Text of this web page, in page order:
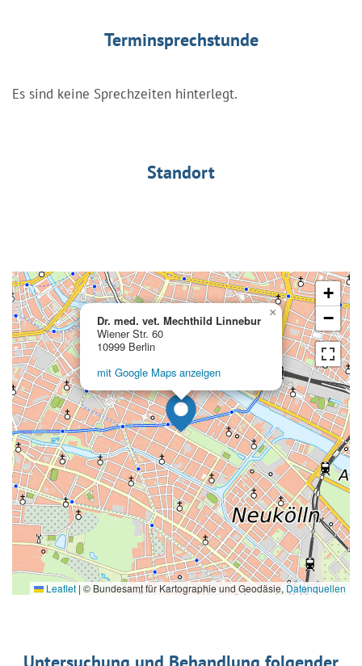
Terminsprechstunde
Es sind keine Sprechzeiten hinterlegt.
Standort
Dr. med. vet. Mechthild Linnebur
Wiener Str. 60
10999 Berlin
mit Google Maps anzeigen
×
+
−
Leaflet | © Bundesamt für Kartographie und Geodäsie, Datenquellen